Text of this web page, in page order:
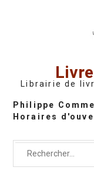
Librairie de